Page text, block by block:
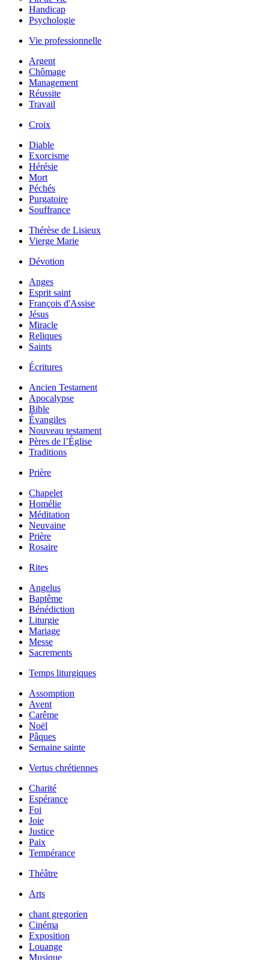
Handicap
Psychologie
Vie professionnelle
Argent
Chômage
Management
Réussite
Travail
Croix
Diable
Exorcisme
Hérésie
Mort
Péchés
Purgatoire
Souffrance
Thérèse de Lisieux
Vierge Marie
Dévotion
Anges
Esprit saint
François d'Assise
Jésus
Miracle
Reliques
Saints
Écritures
Ancien Testament
Apocalypse
Bible
Évangiles
Nouveau testament
Pères de l’Église
Traditions
Prière
Chapelet
Homélie
Méditation
Neuvaine
Prière
Rosaire
Rites
Angelus
Baptême
Bénédiction
Liturgie
Mariage
Messe
Sacrements
Temps liturgiques
Assomption
Avent
Carême
Noël
Pâques
Semaine sainte
Vertus chrétiennes
Charité
Espérance
Foi
Joie
Justice
Paix
Tempérance
Théâtre
Arts
chant gregorien
Cinéma
Exposition
Louange
Musique